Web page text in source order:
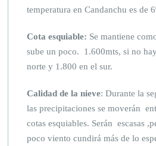
temperatura en Candanchu es de
Cota esquiable: Se mantiene
sube un poco. 1.600mts, si no
norte y 1.800 en el sur.
Calidad de la nieve: Durante la
las precipitaciones se moverán
cotas esquiables. Serán escasas
poco viento cundirá más de lo